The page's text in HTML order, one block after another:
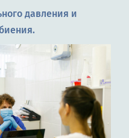
давления и